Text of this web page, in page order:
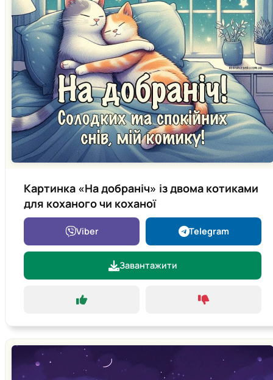
Картинка «На добраніч» із двома котиками
для коханого чи коханої
Viber Telegram
Завантажити